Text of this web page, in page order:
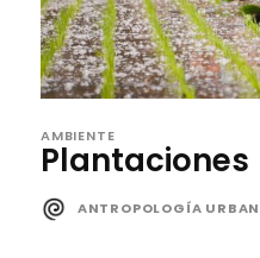
AMBIENTE
Plantaciones
ANTROPOLOGÍA